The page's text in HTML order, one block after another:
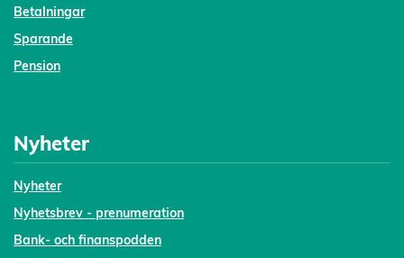
Betalningar
Sparande
Pension
Nyheter
Nyheter
Nyhetsbrev - prenumeration
Bank- och finanspodden